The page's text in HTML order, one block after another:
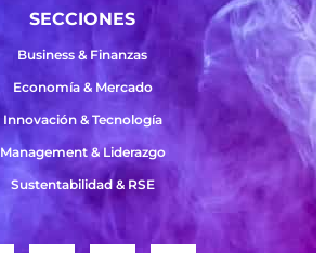
SECCIONES
Business & Finanzas
Economía & Mercado
Innovación & Tecnología
Management & Liderazgo
Sustentabilidad & RSE